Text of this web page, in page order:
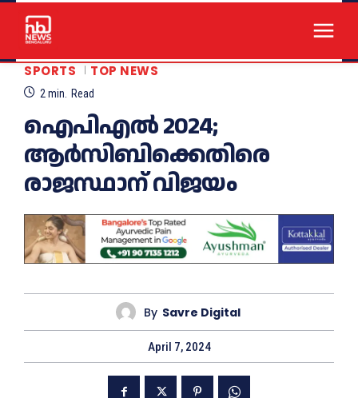
SPORTS TOP NEWS
2 min. Read
ഐപിഎൽ 2024;
ആർസിബിക്കെതിരെ
രാജസ്ഥാന് വിജയം
By Savre Digital
April 7, 2024